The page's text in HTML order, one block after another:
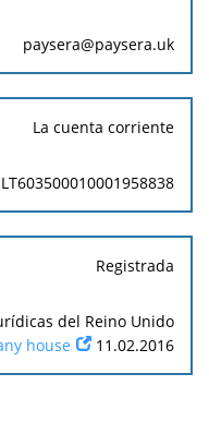
paysera@paysera.uk
La cuenta corriente
LT603500010001958838
Registrada
del Reino Unido
house
11.02.2016